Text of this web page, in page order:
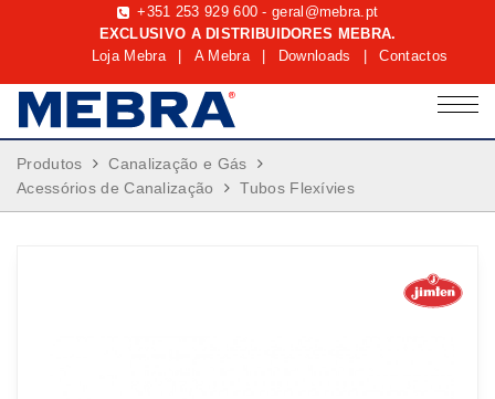
+351 253 929 600 -geral@mebra.pt
EXCLUSIVO A DISTRIBUIDORES MEBRA.
Loja Mebra
A Mebra Downloads Contactos
Produtos
Canalização e Gás
Acessórios de Canalização
Tubos Flexívies